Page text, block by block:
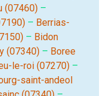
(07460) –
– Berrias-
– Bidon
(07340) – Boree
le-roi (07270) –
saint-andeol